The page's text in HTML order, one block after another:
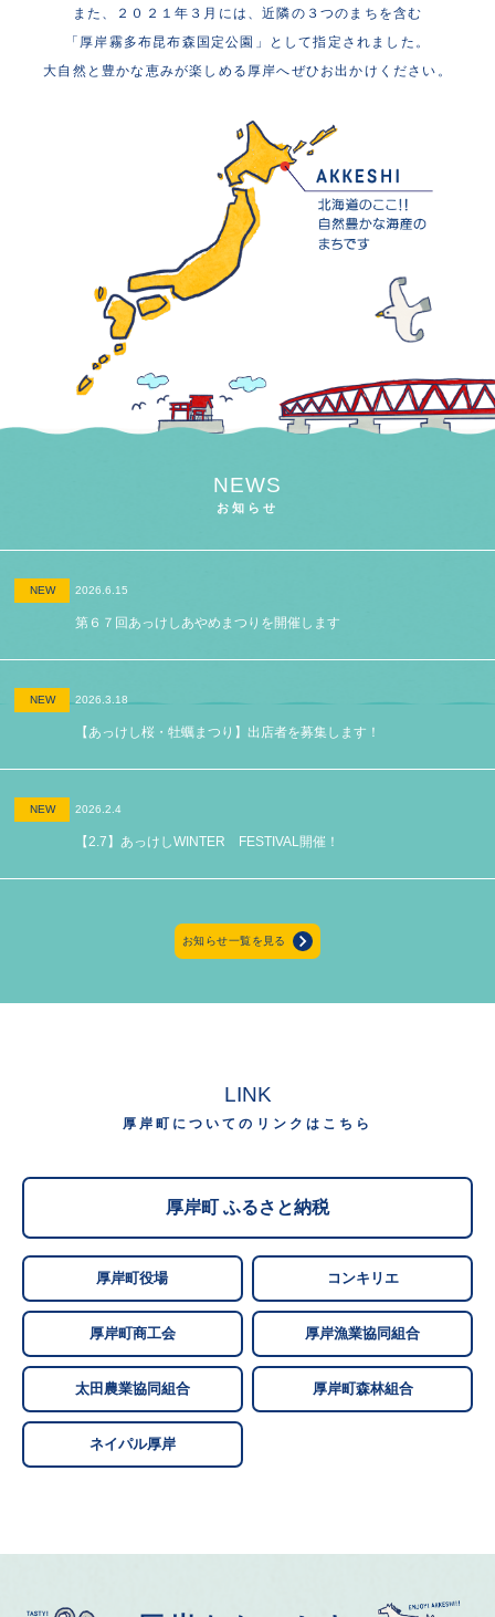
また、２０２１年３月には、近隣の３つのまちを含む
「厚岸霧多布昆布森国定公園」として指定されました。
大自然と豊かな恵みが楽しめる厚岸へぜひお出かけください。
NEWS
お知らせ
NEW 2026.6.15
第６７回あっけしあやめまつりを開催します
NEW 2026.3.18
【あっけし桜・牡蠣まつり】出店者を募集します！
NEW 2026.2.4
【2.7】あっけしWINTER FESTIVAL開催！
お知らせ一覧を見る
LINK
厚岸町についてのリンクはこちら
厚岸町 ふるさと納税
厚岸町役場 コンキリエ
厚岸町商工会 厚岸漁業協同組合
太田農業協同組合 厚岸町森林組合
ネイパル厚岸